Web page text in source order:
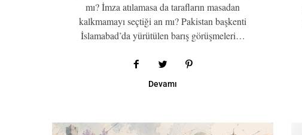
mı? İmza atılamasa da tarafların masadan
kalkmamayı seçtiği an mı? Pakistan başkenti
İslamabad’da yürütülen barış görüşmeleri…
Devamı